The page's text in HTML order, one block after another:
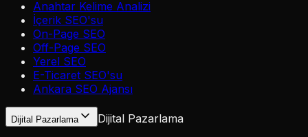
Anahtar Kelime Analizi
İçerik SEO'su
On-Page SEO
Off-Page SEO
Yerel SEO
E-Ticaret SEO'su
Ankara SEO Ajansı
Dijital Pazarlama
Dijital Pazarlama